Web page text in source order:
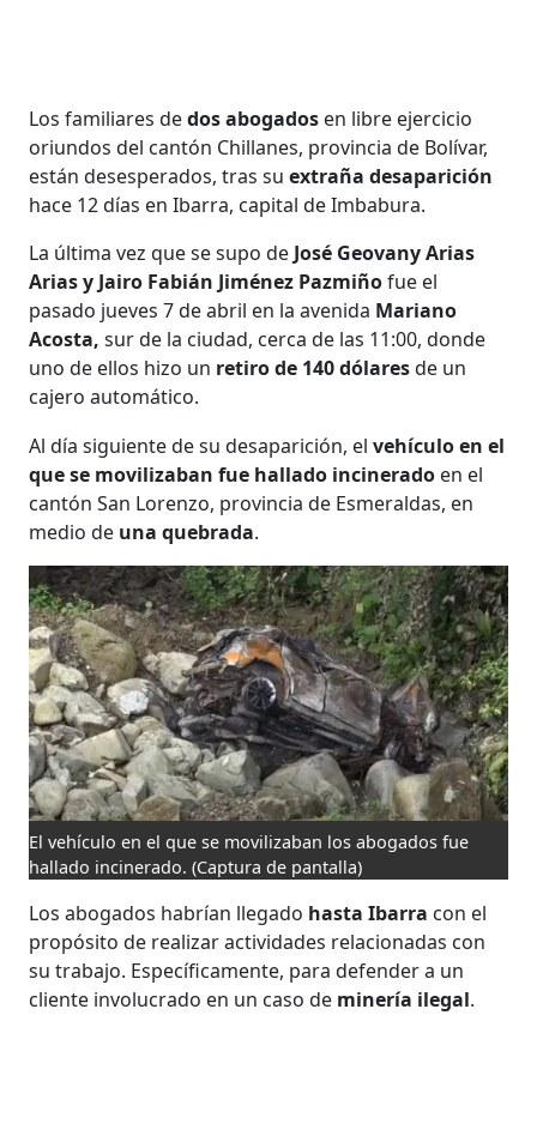
Los familiares dedos abogados en libre ejercicio
oriundos del cantón Chillanes, provincia de Bolívar,
están desesperados, tras suextraña desaparición
hace 12 días en Ibarra, capital de Imbabura.
La última vez que se supo de José Geovany Arias
Arias y Jairo Fabián Jiménez Pazmiñofue el
pasado jueves 7 de abril en la avenida Mariano
Acosta,sur de la ciudad, cerca de las 11:00, donde
uno de ellos hizo un retiro de 140 dólaresde un
cajero automático.
Al día siguiente de su desaparición, elvehículo en el
que se movilizaban fue hallado incinerado en el
cantón San Lorenzo, provincia de Esmeraldas, en
medio de una quebrada.
El vehículo en el que se movilizaban los abogados fue
hallado incinerado. (Captura de pantalla)
Los abogados habrían llegado hasta Ibarra con el
propósito de realizar actividades relacionadas con
su trabajo. Específicamente, para defender a un
cliente involucrado en un caso de minería ilegal.